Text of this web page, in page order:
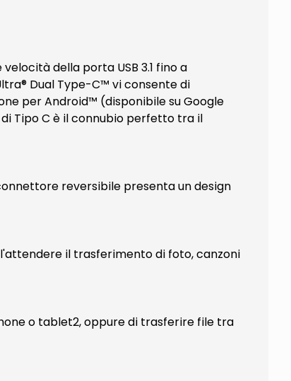
della porta USB 3.1 fino a
Dual Type-C™ vi consente di
per Android™ (disponibile su Google
Tipo C è il connubio perfetto tra il
reversibile presenta un design
il trasferimento di foto, canzoni
o tablet2, oppure di trasferire file tra